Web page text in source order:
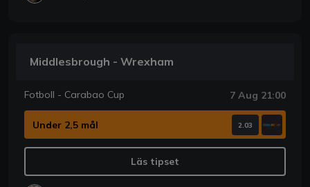
Middlesbrough - Wrexham
Fotboll - Carabao Cup 7 Aug 21:00
Under 2,5 mål 2.03
Läs tipset